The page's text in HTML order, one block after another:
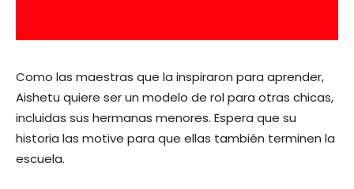
Como las maestras que la inspiraron para aprender,
Aishetu quiere ser un modelo de rol para otras chicas,
incluidas sus hermanas menores. Espera que su
historia las motive para que ellas también terminen la
escuela.